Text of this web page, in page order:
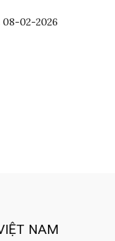
02-2026
NAM